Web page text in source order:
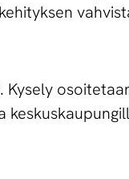
Kysely